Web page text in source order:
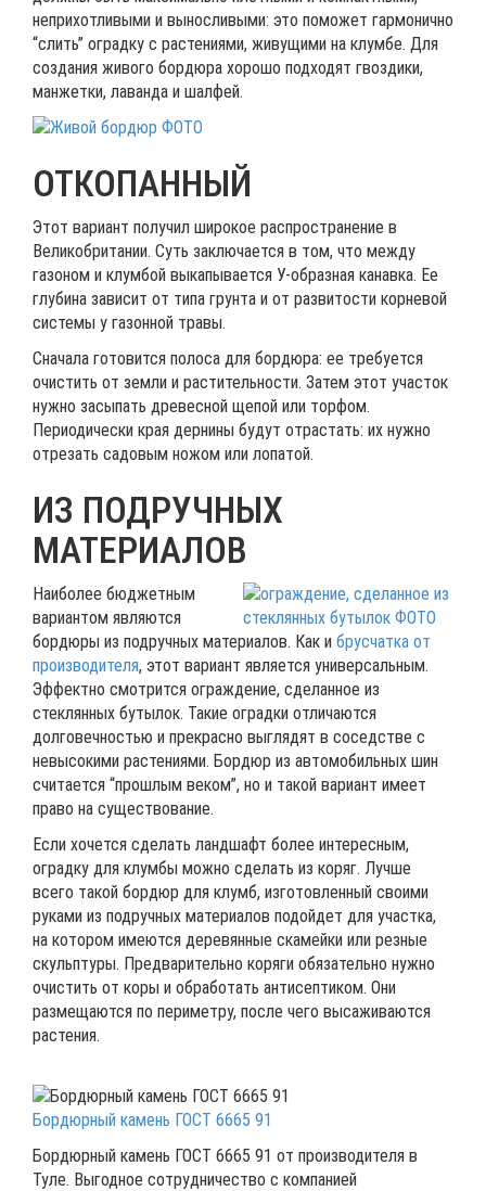
неприхотливыми и выносливыми: это поможет гармонично
“слить” оградку с растениями, живущими на клумбе. Для
создания живого бордюра хорошо подходят гвоздики,
манжетки, лаванда и шалфей.
ОТКОПАННЫЙ
Этот вариант получил широкое распространение в
Великобритании. Суть заключается в том, что между
газоном и клумбой выкапывается У-образная канавка. Ее
глубина зависит от типа грунта и от развитости корневой
системы у газонной травы.
Сначала готовится полоса для бордюра: ее требуется
очистить от земли и растительности. Затем этот участок
нужно засыпать древесной щепой или торфом.
Периодически края дернины будут отрастать: их нужно
отрезать садовым ножом или лопатой.
ИЗ ПОДРУЧНЫХ
МАТЕРИАЛОВ
Наиболее бюджетным
вариантом являются
бордюры из подручных материалов. Как и брусчатка от
производителя, этот вариант является универсальным.
Эффектно смотрится ограждение, сделанное из
стеклянных бутылок. Такие оградки отличаются
долговечностью и прекрасно выглядят в соседстве с
невысокими растениями. Бордюр из автомобильных шин
считается “прошлым веком”, но и такой вариант имеет
право на существование.
Если хочется сделать ландшафт более интересным,
оградку для клумбы можно сделать из коряг. Лучше
всего такой бордюр для клумб, изготовленный своими
руками из подручных материалов подойдет для участка,
на котором имеются деревянные скамейки или резные
скульптуры. Предварительно коряги обязательно нужно
очистить от коры и обработать антисептиком. Они
размещаются по периметру, после чего высаживаются
растения.
Бордюрный камень ГОСТ 6665 91
Бордюрный камень ГОСТ 6665 91 от производителя в
Туле. Выгодное сотрудничество с компанией